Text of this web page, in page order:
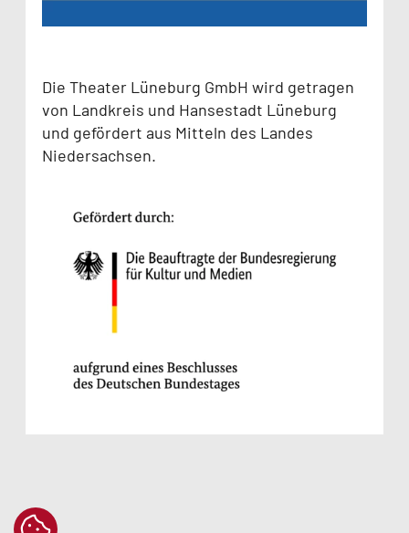
Die Theater Lüneburg GmbH wird getragen
von Landkreis und Hansestadt Lüneburg
und gefördert aus Mitteln des Landes
Niedersachsen.